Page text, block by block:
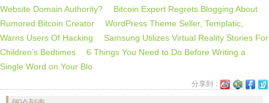
Website Domain Authority?
Bitcoin Expert Regrets Blogging About
Rumored Bitcoin Creator
WordPress Theme Seller, Templatic,
Warns Users Of Hacking
Samsung Utilizes Virtual Reality Stories For
Children’s Bedtimes
6 Things You Need to Do Before Writing a
Single Word on Your Blo
分享到：
新 QQ